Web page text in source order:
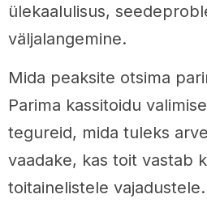
ülekaalulisus,
väljalangemine.
Mida peaksite otsima
Parima kassitoidu
tegureid, mida tuleks
vaadake, kas toit vastab
toitainelistele